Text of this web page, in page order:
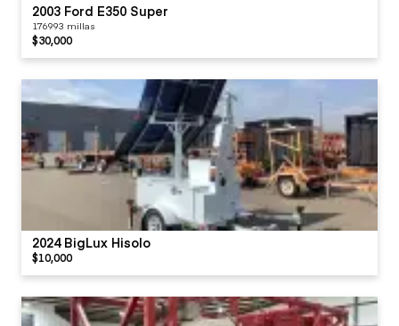
2003 Ford E350 Super
176993 millas
$30,000
2024 BigLux Hisolo
$10,000